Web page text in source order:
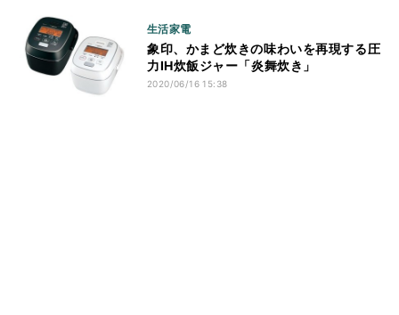
生活家電
象印、かまど炊きの味わいを再現する圧
力IH炊飯ジャー「炎舞炊き」
2020/06/16 15:38